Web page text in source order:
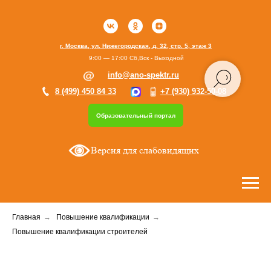
Образовательный портал
г. Москва, ул. Нижегородская, д. 32, стр. 5, этаж 3
+7 (930) 932-50-08
8 (499) 450 84 33
info@ano-spektr.ru
9:00 — 17:00 Сб,Вск - Выходной
Версия для слабовидящих
Главная → Повышение квалификации →
Повышение квалификации строителей